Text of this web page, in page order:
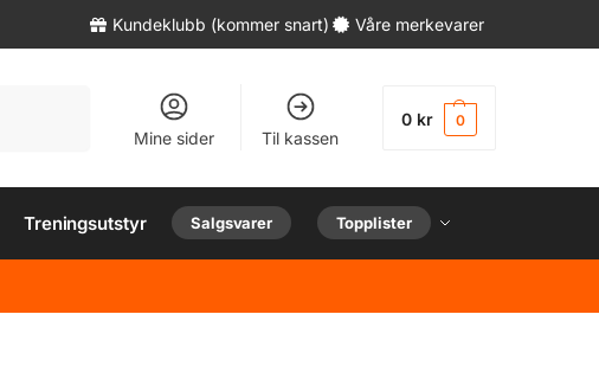
Kundeklubb (kommer snart) Våre merkevarer
Mine sider Til kassen
0 kr 0
Treningsutstyr Salgsvarer Topplister